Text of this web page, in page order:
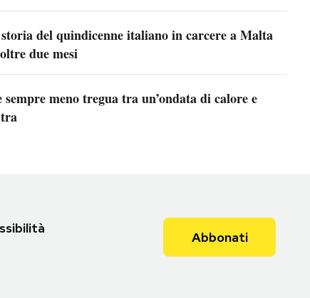
del quindicenne italiano in carcere a Malta
due mesi
sempre meno tregua tra un’ondata di calore e
Abbonati